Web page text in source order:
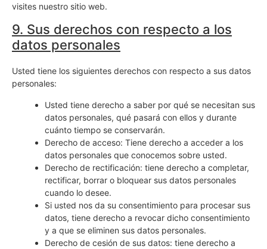
visites nuestro sitio web.
9. Sus derechos con respecto a los
datos personales
Usted tiene los siguientes derechos con respecto a sus datos
personales:
Usted tiene derecho a saber por qué se necesitan sus
datos personales, qué pasará con ellos y durante
cuánto tiempo se conservarán.
Derecho de acceso: Tiene derecho a acceder a los
datos personales que conocemos sobre usted.
Derecho de rectificación: tiene derecho a completar,
rectificar, borrar o bloquear sus datos personales
cuando lo desee.
Si usted nos da su consentimiento para procesar sus
datos, tiene derecho a revocar dicho consentimiento
y a que se eliminen sus datos personales.
Derecho de cesión de sus datos: tiene derecho a